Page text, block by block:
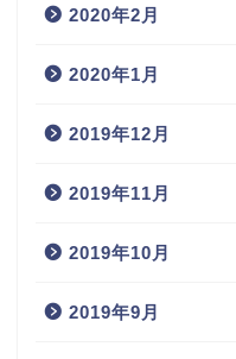
2020年2月
2020年1月
2019年12月
2019年11月
2019年10月
2019年9月